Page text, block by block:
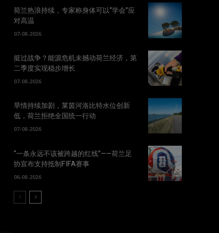
荷兰热浪持续，专家称身体可以“学会”应
对高温
07-08-2026
挺过战争？能源危机未撼动荷兰经济，第
二季度实现稳步增长
07-08-2026
旱情持续加剧，莱茵河洛比特水位创新
低，荷兰拒绝全国统一行动
07-08-2026
“一条永远不该被跨越的红线”——荷兰足
协宣布支持抵制FIFA赛事
06-08-2026